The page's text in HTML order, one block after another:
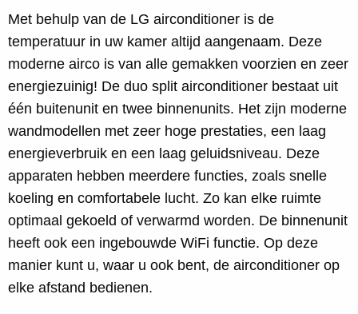
Met behulp van de LG airconditioner is de
temperatuur in uw kamer altijd aangenaam. Deze
moderne airco is van alle gemakken voorzien en zeer
energiezuinig! De duo split airconditioner bestaat uit
één buitenunit en twee binnenunits. Het zijn moderne
wandmodellen met zeer hoge prestaties, een laag
energieverbruik en een laag geluidsniveau. Deze
apparaten hebben meerdere functies, zoals snelle
koeling en comfortabele lucht. Zo kan elke ruimte
optimaal gekoeld of verwarmd worden. De binnenunit
heeft ook een ingebouwde WiFi functie. Op deze
manier kunt u, waar u ook bent, de airconditioner op
elke afstand bedienen.